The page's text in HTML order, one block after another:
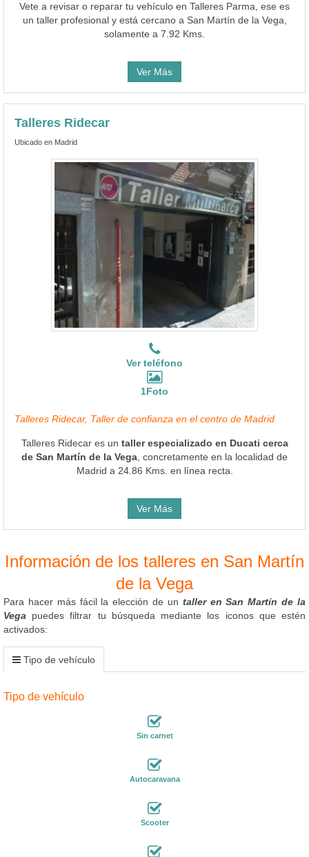
Vete a revisar o reparar tu vehículo en Talleres Parma, ese es
un taller profesional y está cercano a San Martín de la Vega,
solamente a 7.92 Kms.
Ver Más
Talleres Ridecar
Ubicado en Madrid
Ver teléfono
1Foto
Talleres Ridecar, Taller de confianza en el centro de Madrid
Talleres Ridecar es un taller especializado en Ducati cerca
de San Martín de la Vega , concretamente en la localidad de
Madrid a 24.86 Kms. en línea recta.
Ver Más
Información de los talleres en San Martín
de la Vega
Para hacer más fácil la elección de un taller en San Martín de la
Vega puedes filtrar tu búsqueda mediante los iconos que estén
activados:
Tipo de vehículo
Tipo de vehículo
Sin carnet
Autocaravana
Scooter